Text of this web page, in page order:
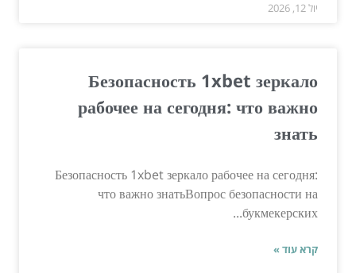
יול 12, 2026
Безопасность 1xbet зеркало
рабочее на сегодня: что важно
знать
Безопасность 1xbet зеркало рабочее на сегодня:
что важно знатьВопрос безопасности на
букмекерских...
קרא עוד »